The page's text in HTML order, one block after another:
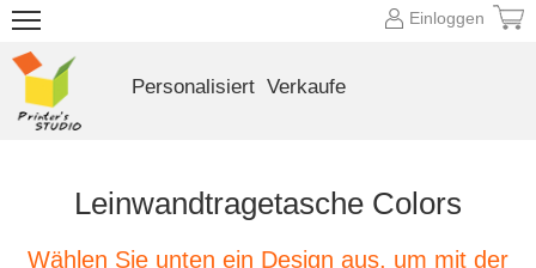
Leinwandtragetasche Colors
Wählen Sie unten ein Design aus, um mit der
Einloggen
Personalisiert Verkaufe